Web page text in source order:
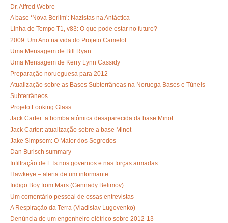
Dr. Alfred Webre
A base ‘Nova Berlim’: Nazistas na Antáctica
Linha de Tempo T1, v83: O que pode estar no futuro?
2009: Um Ano na vida do Projeto Camelot
Uma Mensagem de Bill Ryan
Uma Mensagem de Kerry Lynn Cassidy
Preparação norueguesa para 2012
Atualização sobre as Bases Subterrâneas na Noruega Bases e Túneis
Subterrâneos
Projeto Looking Glass
Jack Carter: a bomba atômica desaparecida da base Minot
Jack Carter: atualização sobre a base Minot
Jake Simpsom: O Maior dos Segredos
Dan Burisch summary
Infiltração de ETs nos governos e nas forças armadas
Hawkeye – alerta de um informante
Indigo Boy from Mars (Gennady Belimov)
Um comentário pessoal de ossas entrevistas
A Respiração da Terra (Vladislav Lugovenko)
Denúncia de um engenheiro elétrico sobre 2012-13